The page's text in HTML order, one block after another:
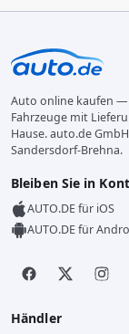
Auto online kaufen
Fahrzeuge mit
Hause. auto.de
Sandersdorf-Brehna.
Bleiben Sie in
AUTO.DE für iOS
AUTO.DE für
Händler